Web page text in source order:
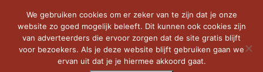
We gebruiken cookies om er zeker van te zijn dat je onze
website zo goed mogelijk beleeft. Dit kunnen ook cookies zijn
van adverteerders die ervoor zorgen dat de site gratis blijft
voor bezoekers. Als je deze website blijft gebruiken gaan we
ervan uit dat je je hiermee akkoord gaat.